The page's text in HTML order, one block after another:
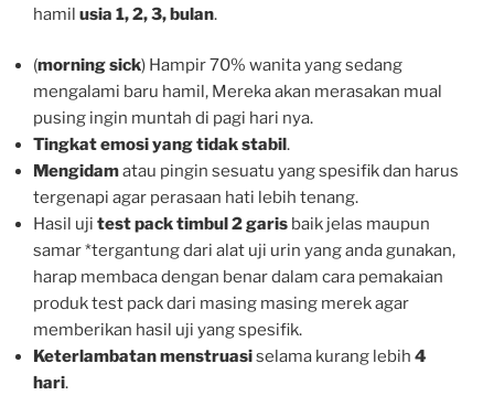
hamil usia 1, 2, 3, bulan.
(morning sick) Hampir 70% wanita yang sedang
mengalami baru hamil, Mereka akan merasakan mual
pusing ingin muntah di pagi hari nya.
Tingkat emosi yang tidak stabil.
Mengidamatau pingin sesuatu yang spesifik dan harus
tergenapi agar perasaan hati lebih tenang.
Hasil uji test pack timbul 2 garis baik jelas maupun
samar *tergantung dari alat uji urin yang anda gunakan,
harap membaca dengan benar dalam cara pemakaian
produk test pack dari masing masing merek agar
memberikan hasil uji yang spesifik.
Keterlambatan menstruasiselama kurang lebih 4
hari.